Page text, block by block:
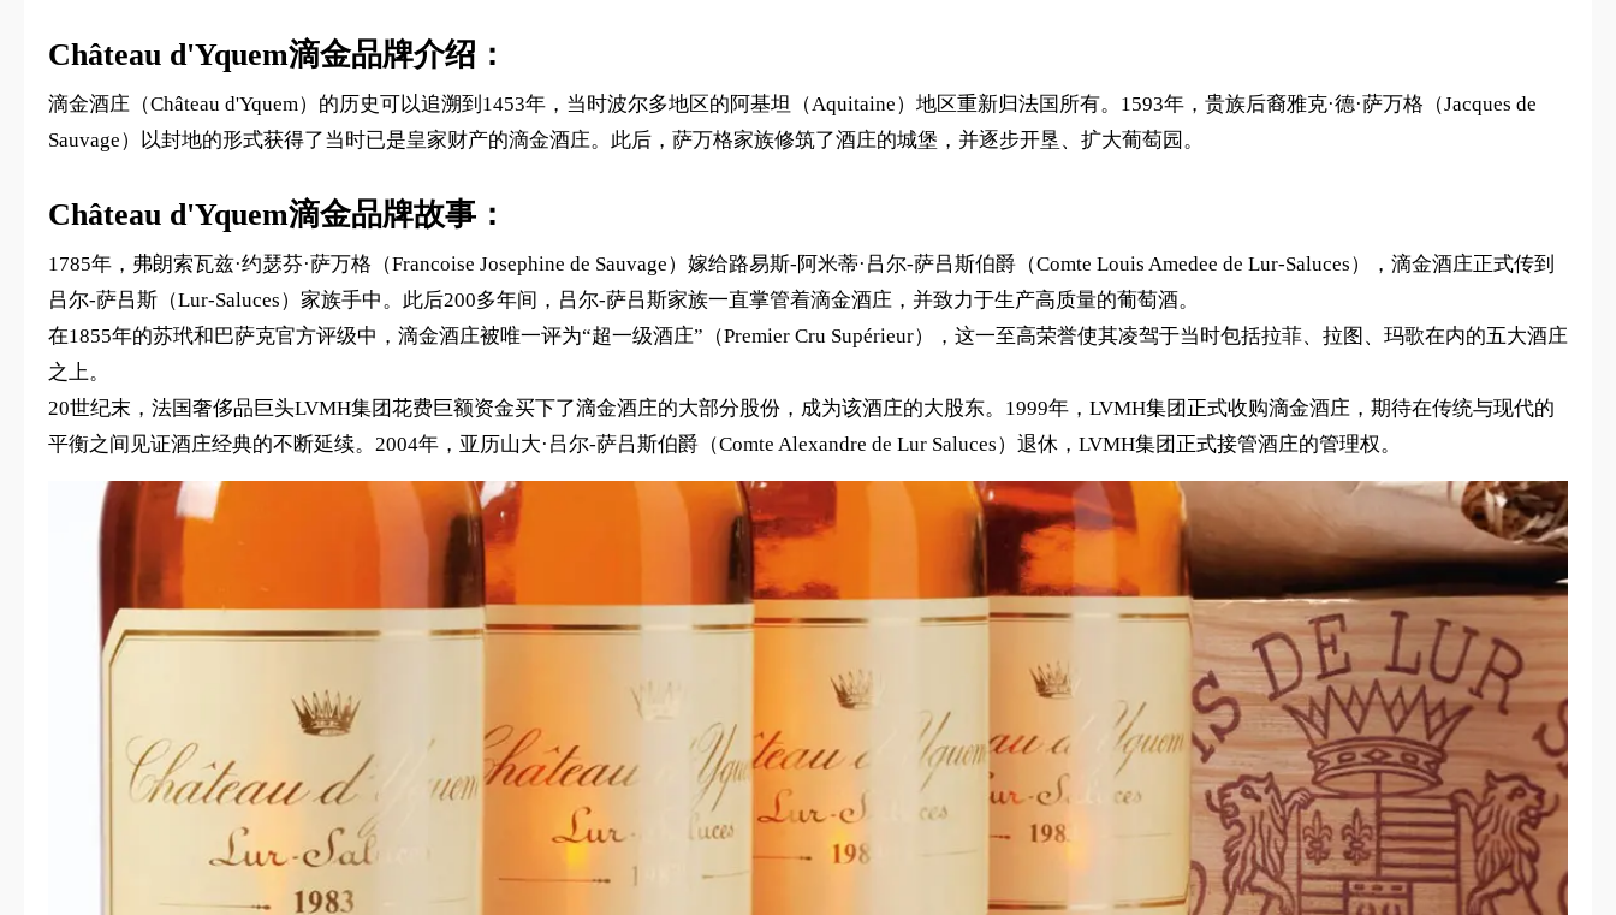
Château d'Yquem滴金品牌介绍：
滴金酒庄（Château d'Yquem）的历史可以追溯到1453年，当时波尔多地区的阿基坦（Aquitaine）地区重新归法国所有。1593年，贵族后裔雅克·德·萨万格（Jacques de
Sauvage）以封地的形式获得了当时已是皇家财产的滴金酒庄。此后，萨万格家族修筑了酒庄的城堡，并逐步开垦、扩大葡萄园。
Château d'Yquem滴金品牌故事：
1785年，弗朗索瓦兹·约瑟芬·萨万格（Francoise Josephine de Sauvage）嫁给路易斯-阿米蒂·吕尔-萨吕斯伯爵（Comte Louis Amedee de Lur-Saluces），滴金酒庄正式传到
吕尔-萨吕斯（Lur-Saluces）家族手中。此后200多年间，吕尔-萨吕斯家族一直掌管着滴金酒庄，并致力于生产高质量的葡萄酒。
在1855年的苏玳和巴萨克官方评级中，滴金酒庄被唯一评为“超一级酒庄”（Premier Cru Supérieur），这一至高荣誉使其凌驾于当时包括拉菲、拉图、玛歌在内的五大酒庄
之上。
20世纪末，法国奢侈品巨头LVMH集团花费巨额资金买下了滴金酒庄的大部分股份，成为该酒庄的大股东。1999年，LVMH集团正式收购滴金酒庄，期待在传统与现代的
平衡之间见证酒庄经典的不断延续。2004年，亚历山大·吕尔-萨吕斯伯爵（Comte Alexandre de Lur Saluces）退休，LVMH集团正式接管酒庄的管理权。